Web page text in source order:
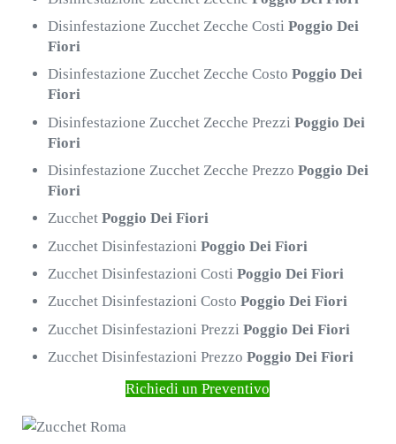
Disinfestazione Zucchet Zecche CostiPoggio Dei
Fiori
Disinfestazione Zucchet Zecche CostoPoggio Dei
Fiori
Disinfestazione Zucchet Zecche PrezziPoggio Dei
Fiori
Disinfestazione Zucchet Zecche PrezzoPoggio Dei
Fiori
ZucchetPoggio Dei Fiori
Zucchet DisinfestazioniPoggio Dei Fiori
Zucchet Disinfestazioni CostiPoggio Dei Fiori
Zucchet Disinfestazioni CostoPoggio Dei Fiori
Zucchet Disinfestazioni PrezziPoggio Dei Fiori
Zucchet Disinfestazioni PrezzoPoggio Dei Fiori
Richiedi un Preventivo